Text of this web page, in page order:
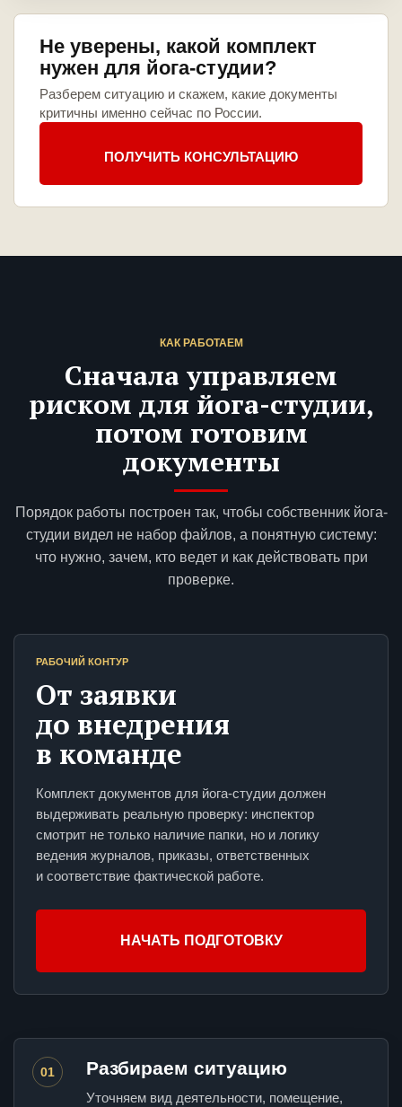
Не уверены, какой комплект
нужен для йога-студии?
Разберем ситуацию и скажем, какие документы
критичны именно сейчас по России.
ПОЛУЧИТЬ КОНСУЛЬТАЦИЮ
КАК РАБОТАЕМ
Сначала управляем
риском для йога-студии,
потом готовим
документы
Порядок работы построен так, чтобы собственник йога-
студии видел не набор файлов, а понятную систему:
что нужно, зачем, кто ведет и как действовать при
проверке.
РАБОЧИЙ КОНТУР
От заявки
до внедрения
в команде
Комплект документов для йога-студии должен
выдерживать реальную проверку: инспектор
смотрит не только наличие папки, но и логику
ведения журналов, приказы, ответственных
и соответствие фактической работе.
НАЧАТЬ ПОДГОТОВКУ
01 Разбираем ситуацию
Уточняем вид деятельности, помещение,